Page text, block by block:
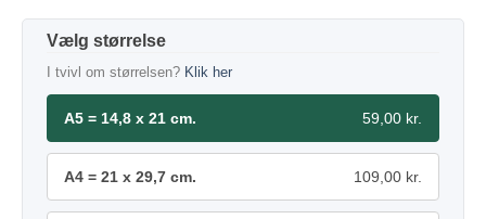
størrelse
I tvivl om størrelsen? Klik her
A5 = 14,8 x 21 cm. 59,00 kr.
A4 = 21 x 29,7 cm. 109,00 kr.